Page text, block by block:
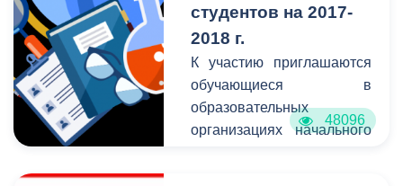
на балансе городского
округа Владикавказ. Так и
сейчас по поручению
главы АМС Бориса
Албегова практически за
десять дней территорию
студентов на 2017-
2018 г.
К участию приглашаются
обучающиеся в
образовательных
организациях начального
48096